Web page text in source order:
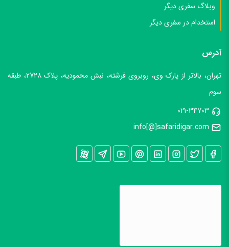
وبلاگ سفری دیگر
استخدام در سفری دیگر
آدرس
تهران، بالاتر از پارک وی، روبروی فرشته، نبش محمودیه، پلاک 2728، طبقه
سوم
021-34703
info[@]safaridigar.com